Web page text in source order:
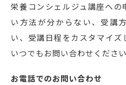
栄養コンシェルジュ講座への
い方法が分からない、受講
い、受講日程をカスタマイ
いつでもお問い合わせくださ
お電話でのお問い合わせ